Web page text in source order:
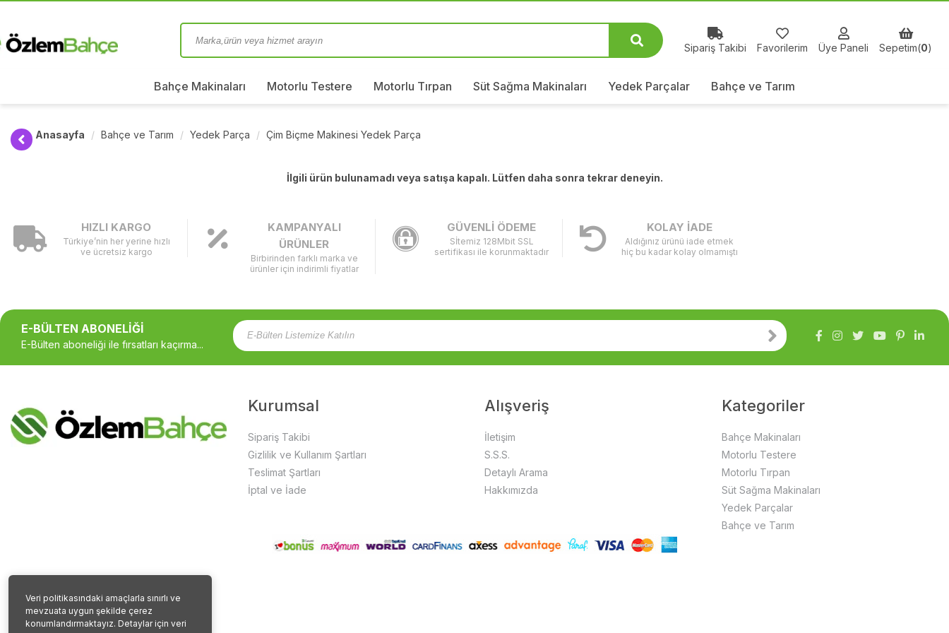
Veri politikasındaki amaçlarla sınırlı ve
mevzuata uygun şekilde çerez
konumlandırmaktayız. Detaylar için veri
Sipariş Takibi Favorilerim Üye Paneli Sepetim(0)
Bahçe Makinaları Motorlu Testere Motorlu Tırpan Süt Sağma Makinaları Yedek Parçalar Bahçe ve Tarım
Anasayfa Bahçe ve Tarım Yedek Parça Çim Biçme Makinesi Yedek Parça
İlgili ürün bulunamadı veya satışa kapalı. Lütfen daha sonra tekrar deneyin.
HIZLI KARGO
Türkiye’nin her yerine hızlı
ve ücretsiz kargo
KAMPANYALI
ÜRÜNLER
Birbirinden farklı marka ve
ürünler için indirimli fiyatlar
GÜVENLİ ÖDEME
Sİtemiz 128Mbit SSL
sertifikası ile korunmaktadır
KOLAY İADE
Aldığınız ürünü iade etmek
hiç bu kadar kolay olmamıştı
E-BÜLTEN ABONELİĞİ
E-Bülten aboneliği ile fırsatları kaçırma...
Kurumsal
Sipariş Takibi
Gizlilik ve Kullanım Şartları
Teslimat Şartları
İptal ve İade
Alışveriş
İletişim
S.S.S.
Detaylı Arama
Hakkımızda
Kategoriler
Bahçe Makinaları
Motorlu Testere
Motorlu Tırpan
Süt Sağma Makinaları
Yedek Parçalar
Bahçe ve Tarım